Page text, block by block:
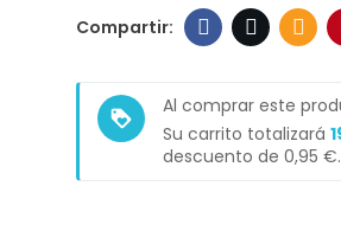
loyalty
Al comprar este
Su carrito totalizará
descuento de 0,95 €.